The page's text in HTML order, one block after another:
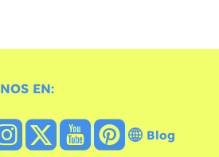
EN:
Blog